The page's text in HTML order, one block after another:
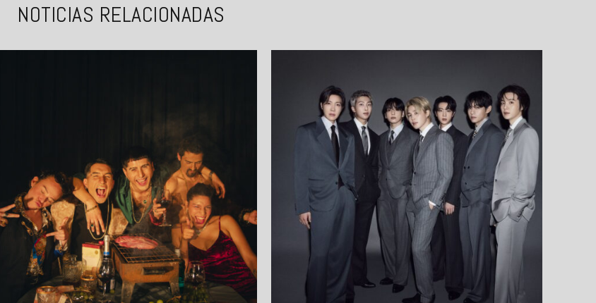
NOTICIAS RELACIONADAS